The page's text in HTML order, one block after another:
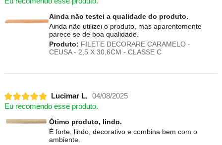
Ainda não testei a qualidade do produto.
Ainda não utilizei o produto, mas aparentemente
parece se de boa qualidade.
Produto: FILETE DECORARE CARAMELO -
CEUSA - 2,5 X 30,6CM - CLASSE C
Lucimar L. 04/08/2025
Eu recomendo esse produto.
Ótimo produto, lindo.
É forte, lindo, decorativo e combina bem com o
ambiente.